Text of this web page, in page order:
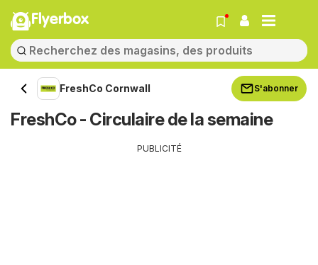
Flyerbox
FreshCo Cornwall S'abonner
FreshCo - Circulaire de la semaine
PUBLICITÉ